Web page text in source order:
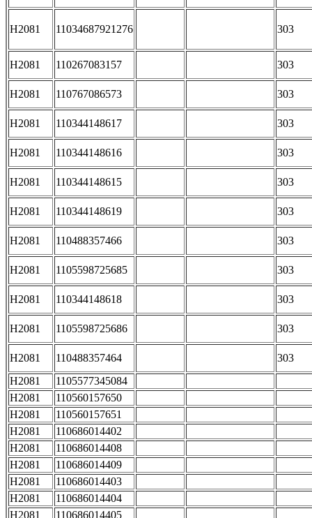
H2081 11034687921276 303
H2081 110267083157 303
H2081 110767086573 303
H2081 110344148617 303
H2081 110344148616 303
H2081 110344148615 303
H2081 110344148619 303
H2081 110488357466 303
H2081 1105598725685 303
H2081 110344148618 303
H2081 1105598725686 303
H2081 110488357464
303
H2081
1105577345084
H2081
110560157650
H2081
110560157651
H2081
110686014402
H2081
110686014408
H2081
110686014409
H2081
110686014403
H2081
110686014404
H2081
110686014405